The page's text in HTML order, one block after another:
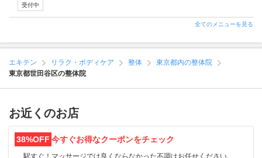
受付中
全てのメニューを見る
エキテン リラク・ボディケア 整体
東京都内の整体院
東京都世田谷区の整体院
お近くのお店
38%OFF 今すぐお得なクーポンをチェック
駅すぐ！マッサージでは良くならなかった不調はお任せください。